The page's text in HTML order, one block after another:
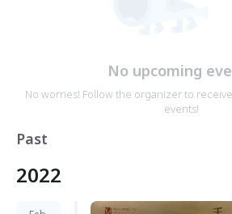
No upcoming
No worries! Follow the organizer to
events!
Past
2022